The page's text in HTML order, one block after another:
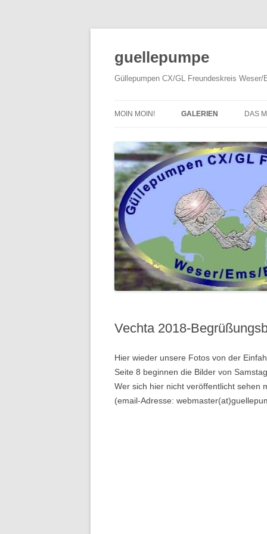
guellepumpe
Güllepumpen CX/GL Freundeskreis Weser/
MOIN MOIN! GALERIEN
2025
2024
2023
2022
2019
2018
2016
VOR 2016 …
DAS
Vechta 2018-
Hier wieder unsere Fotos von der
Seite 8 beginnen die Bilder von Samstag.
Wer sich hier nicht veröffentlicht sehen
(email-Adresse: